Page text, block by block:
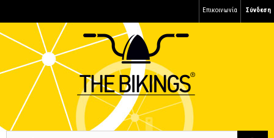
Σύνδεση
Επικοινωνία